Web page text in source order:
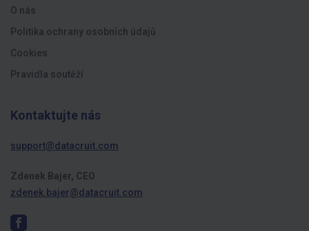
O nás
Politika ochrany osobních údajů
Cookies
Pravidla soutěží
Kontaktujte nás
support@datacruit.com
Zdenek Bajer, CEO
zdenek.bajer@datacruit.com